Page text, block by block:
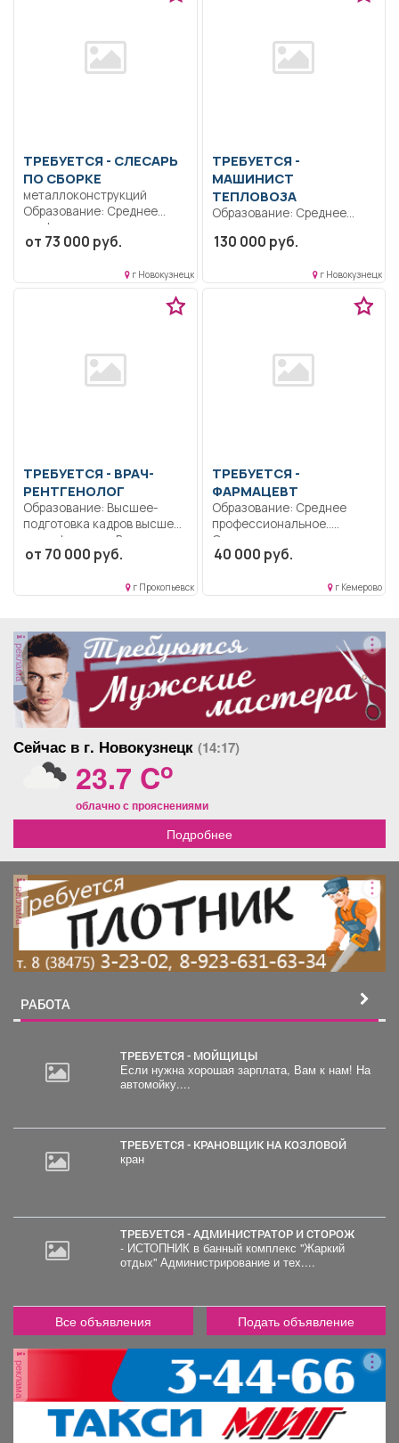
ТРЕБУЕТСЯ - СЛЕСАРЬ
ПО СБОРКЕ
металлоконструкций
Образование: Среднее
профессиональное.
Обучаемость.. Сборка
чертежам.. Сменный
график..
от 73 000 руб.
г Новокузнецк
ТРЕБУЕТСЯ -
МАШИНИСТ
ТЕПЛОВОЗА
Образование: Среднее
образование.. Сменная
130 000 руб.
г Новокузнецк
ТРЕБУЕТСЯ - ВРАЧ-
РЕНТГЕНОЛОГ
Образование: Высшее-
подготовка кадров высшей
квалификации.. В
соответствии с
от 70 000 руб.
г Прокопьевск
ТРЕБУЕТСЯ -
ФАРМАЦЕВТ
Образование: Среднее
профессиональное..
Осуществляет прием
рецептов и требований с...
40 000 руб.
г Кемерово
реклама
Сейчас в г. Новокузнецк (14:17)
23.7 Co
облачно с прояснениями
Подробнее
реклама
РАБОТА
ТРЕБУЕТСЯ - МОЙЩИЦЫ
Если нужна хорошая зарплата, Вам к нам! На
автомойку....
ТРЕБУЕТСЯ - КРАНОВЩИК НА КОЗЛОВОЙ
кран
ТРЕБУЕТСЯ - АДМИНИСТРАТОР И СТОРОЖ
- ИСТОПНИК в банный комплекс "Жаркий
отдых" Администрирование и тех....
Все объявления Подать объявление
реклама